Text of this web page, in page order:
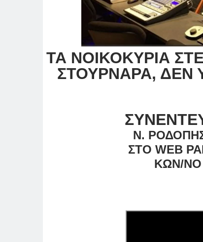
ΤΑ ΝΟΙΚΟΚΥΡΙΑ
ΣΤΟΥΡΝΑΡΑ, ΔΕΝ
Ν.
ΣΤΟ WEΒ
ΚΩΝ/ΝΟ